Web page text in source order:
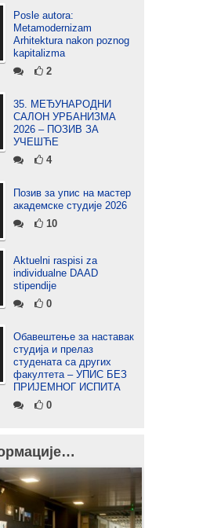
Posle autora:
Metamodernizam
Arhitektura nakon poznog
kapitalizma
2
35. МЕЂУНАРОДНИ
САЛОН УРБАНИЗМА
2026 – ПОЗИВ ЗА
УЧЕШЋЕ
4
Позив за упис на мастер
академске студије 2026
10
Aktuelni raspisi za
individualne DAAD
stipendije
0
Обавештење за наставак
студија и прелаз
студената са других
факултета – УПИС БЕЗ
ПРИЈЕМНОГ ИСПИТА
0